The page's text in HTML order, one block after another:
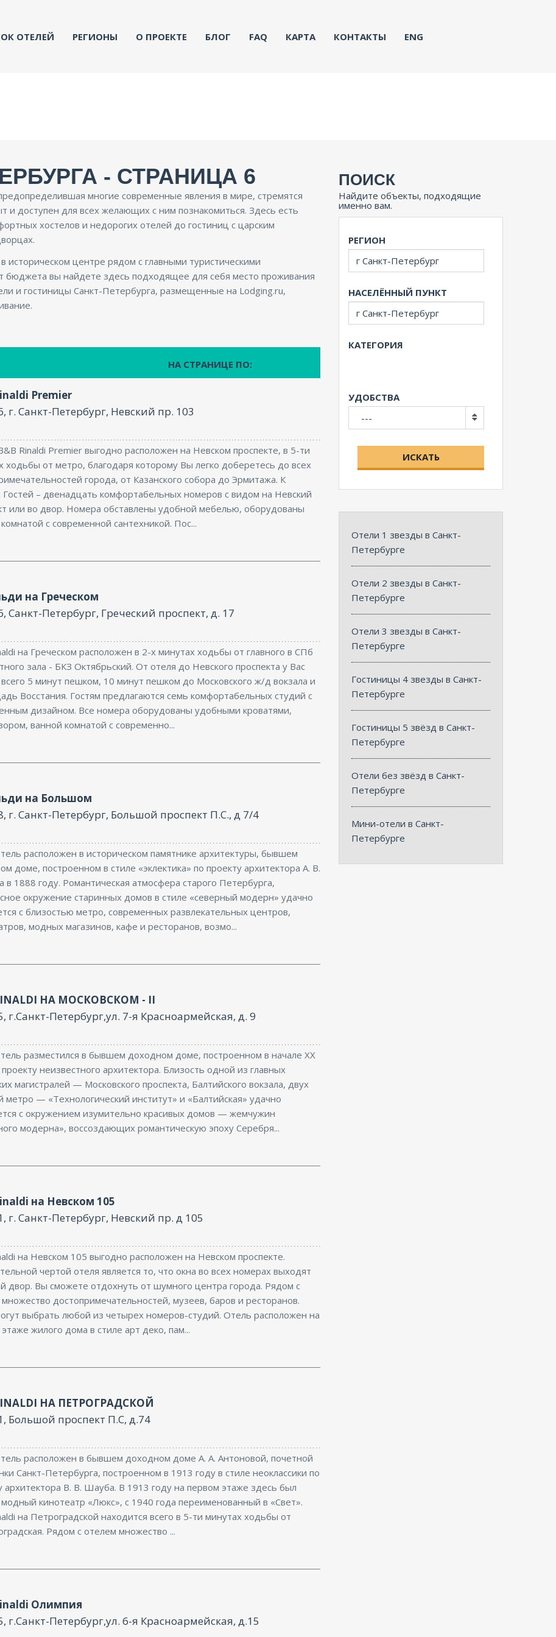
ОТЕЛЕЙ РЕГИОНЫ О ПРОЕКТЕ БЛОГ FAQ КАРТА КОНТАКТЫ ENG
- СТРАНИЦА 6
многие современные явления в мире, стремятся
и доступен для всех желающих с ним познакомиться. Здесь есть
хостелов и недорогих отелей до гостиниц с царским
центре рядом с главными туристическими
бюджета вы найдете здесь подходящее для себя место проживания
и гостиницы Санкт-Петербурга, размещенные на Lodging.ru,
НА СТРАНИЦЕ ПО:
Premier
г. Санкт-Петербург, Невский пр. 103
Rinaldi Premier выгодно расположен на Невском проспекте, в 5-ти
ходьбы от метро, благодаря которому Вы легко доберетесь до всех
города, от Казанского собора до Эрмитажа. К
Гостей – двенадцать комфортабельных номеров с видом на Невский
или во двор. Номера обставлены удобной мебелью, оборудованы
с современной сантехникой. Пос...
на Греческом
Санкт-Петербург, Греческий проспект, д. 17
на Греческом расположен в 2-х минутах ходьбы от главного в СПб
зала - БКЗ Октябрьский. От отеля до Невского проспекта у Вас
5 минут пешком, 10 минут пешком до Московского ж/д вокзала и
Восстания. Гостям предлагаются семь комфортабельных студий с
дизайном. Все номера оборудованы удобными кроватями,
ванной комнатой с современно...
на Большом
г. Санкт-Петербург, Большой проспект П.С., д 7/4
расположен в историческом памятнике архитектуры, бывшем
доме, построенном в стиле «эклектика» по проекту архитектора А. В.
в 1888 году. Романтическая атмосфера старого Петербурга,
окружение старинных домов в стиле «северный модерн» удачно
с близостью метро, современных развлекательных центров,
модных магазинов, кафе и ресторанов, возмо...
НА МОСКОВСКОМ - II
г.Санкт-Петербург,ул. 7-я Красноармейская, д. 9
разместился в бывшем доходном доме, построенном в начале XX
проекту неизвестного архитектора. Близость одной из главных
магистралей — Московского проспекта, Балтийского вокзала, двух
метро — «Технологический институт» и «Балтийская» удачно
с окружением изумительно красивых домов — жемчужин
модерна», воссоздающих романтическую эпоху Серебря...
на Невском 105
г. Санкт-Петербург, Невский пр. д 105
на Невском 105 выгодно расположен на Невском проспекте.
чертой отеля является то, что окна во всех номерах выходят
двор. Вы сможете отдохнуть от шумного центра города. Рядом с
достопримечательностей, музеев, баров и ресторанов.
выбрать любой из четырех номеров-студий. Отель расположен на
жилого дома в стиле арт деко, пам...
НА ПЕТРОГРАДСКОЙ
Большой проспект П.С, д.74
расположен в бывшем доходном доме А. А. Антоновой, почетной
Санкт-Петербурга, построенном в 1913 году в стиле неоклассики по
архитектора В. В. Шауба. В 1913 году на первом этаже здесь был
кинотеатр «Люкс», с 1940 года переименованный в «Свет».
на Петроградской находится всего в 5-ти минутах ходьбы от
Рядом с отелем множество ...
Олимпия
г.Санкт-Петербург,ул. 6-я Красноармейская, д.15
ПОИСК
Найдите объекты, подходящие
именно вам.
РЕГИОН
НАСЕЛЁННЫЙ ПУНКТ
КАТЕГОРИЯ
УДОБСТВА
---
ИСКАТЬ
Отели 1 звезды в Санкт-
Петербурге
Отели 2 звезды в Санкт-
Петербурге
Отели 3 звезды в Санкт-
Петербурге
Гостиницы 4 звезды в Санкт-
Петербурге
Гостиницы 5 звёзд в Санкт-
Петербурге
Отели без звёзд в Санкт-
Петербурге
Мини-отели в Санкт-
Петербурге